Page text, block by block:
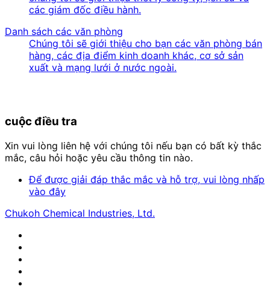
các giám đốc điều hành.
Danh sách các văn phòng
Chúng tôi sẽ giới thiệu cho bạn các văn phòng bán
hàng, các địa điểm kinh doanh khác, cơ sở sản
xuất và mạng lưới ở nước ngoài.
cuộc điều tra
Xin vui lòng liên hệ với chúng tôi nếu bạn có bất kỳ thắc
mắc, câu hỏi hoặc yêu cầu thông tin nào.
Để được giải đáp thắc mắc và hỗ trợ, vui lòng nhấp
vào đây
Chukoh Chemical Industries, Ltd.